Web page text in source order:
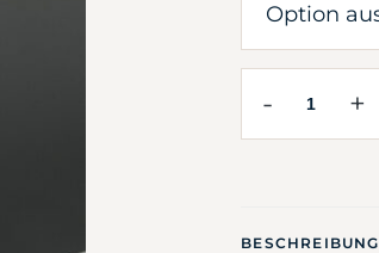
- +
BESCHREIBUNG